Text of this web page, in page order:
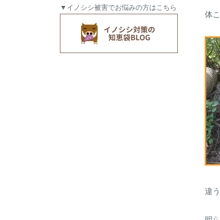
▼イノシシ被害でお悩みの方はこちら
体
違